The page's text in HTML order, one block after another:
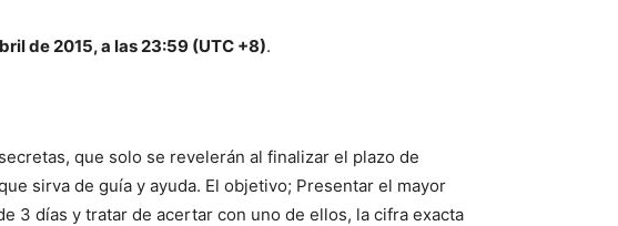
de 2015, a las 23:59 (UTC +8).
que solo se revelerán al finalizar el plazo de
sirva de guía y ayuda. El objetivo; Presentar el mayor
3 días y tratar de acertar con uno de ellos, la cifra exacta